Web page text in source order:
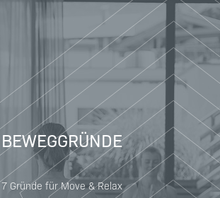
BEWEGGRÜNDE
7 Gründe für Move & Relax